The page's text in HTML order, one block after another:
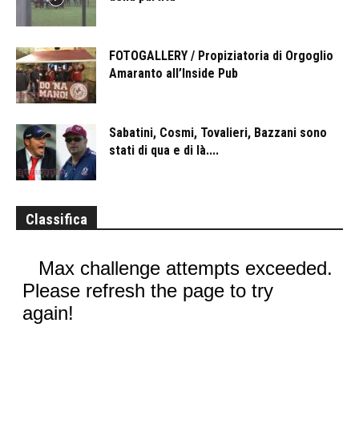
FOTOGALLERY / Propiziatoria di Orgoglio
Amaranto all’Inside Pub
Sabatini, Cosmi, Tovalieri, Bazzani sono
stati di qua e di là....
Classifica